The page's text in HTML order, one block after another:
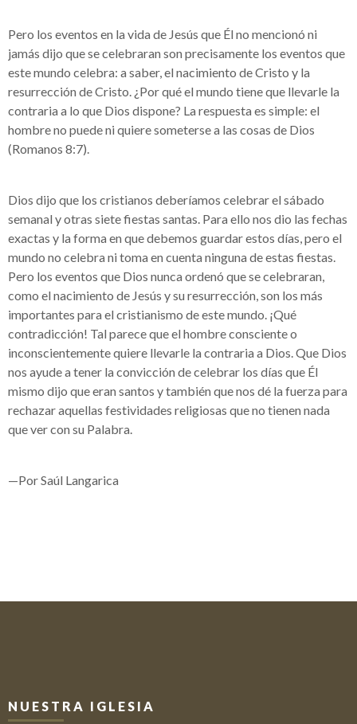
Pero los eventos en la vida de Jesús que Él no mencionó ni
jamás dijo que se celebraran son precisamente los eventos que
este mundo celebra: a saber, el nacimiento de Cristo y la
resurrección de Cristo. ¿Por qué el mundo tiene que llevarle la
contraria a lo que Dios dispone? La respuesta es simple: el
hombre no puede ni quiere someterse a las cosas de Dios
(Romanos 8:7).
Dios dijo que los cristianos deberíamos celebrar el sábado
semanal y otras siete fiestas santas. Para ello nos dio las fechas
exactas y la forma en que debemos guardar estos días, pero el
mundo no celebra ni toma en cuenta ninguna de estas fiestas.
Pero los eventos que Dios nunca ordenó que se celebraran,
como el nacimiento de Jesús y su resurrección, son los más
importantes para el cristianismo de este mundo. ¡Qué
contradicción! Tal parece que el hombre consciente o
inconscientemente quiere llevarle la contraria a Dios. Que Dios
nos ayude a tener la convicción de celebrar los días que Él
mismo dijo que eran santos y también que nos dé la fuerza para
rechazar aquellas festividades religiosas que no tienen nada
que ver con su Palabra.
—Por Saúl Langarica
NUESTRA IGLESIA